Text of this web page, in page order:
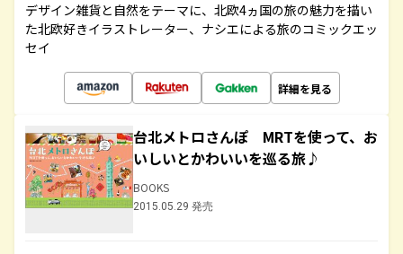
デザイン雑貨と自然をテーマに、北欧4ヵ国の旅の魅力を描い
た北欧好きイラストレーター、ナシエによる旅のコミックエッ
セイ
詳細を見る
台北メトロさんぽ MRTを使って、お
いしいとかわいいを巡る旅♪
BOOKS
2015.05.29 発売